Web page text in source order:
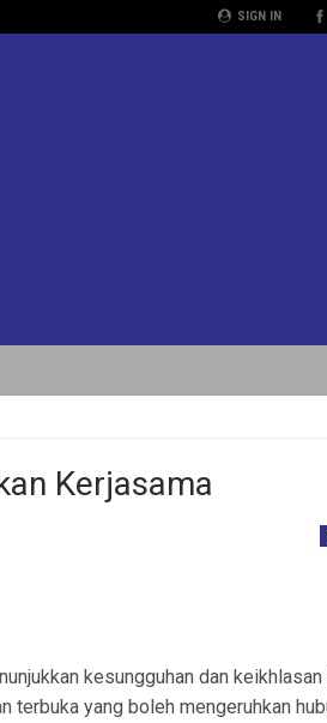
SIGN IN
Kerjasama
kesungguhan dan
yang boleh mengeruhkan